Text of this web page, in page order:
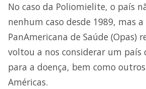
No caso da Poliomielite, o país
nenhum caso desde 1989, mas
PanAmericana de Saúde (Opas)
voltou a nos considerar um país
para a doença, bem como
Américas.